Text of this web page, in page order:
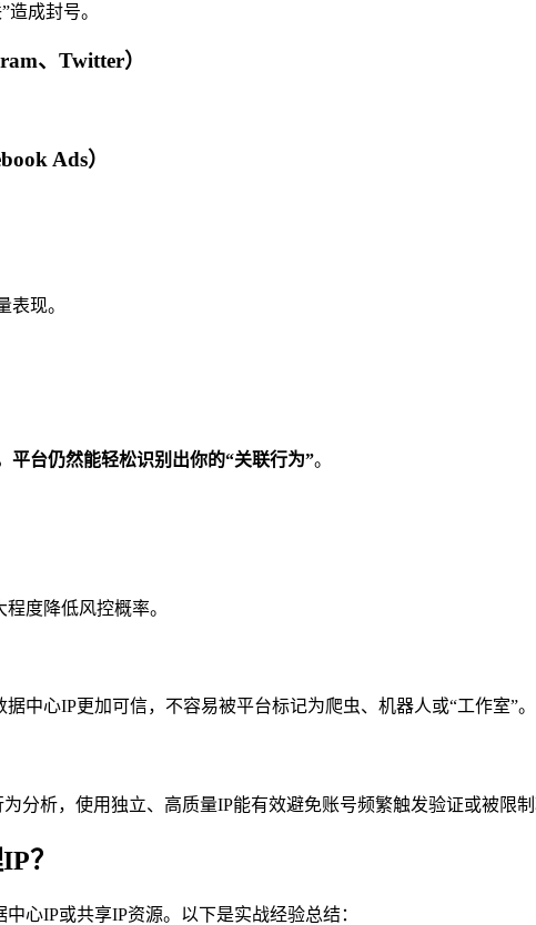
成封号。
、Twitter）
Ads）
表现。
平台仍然能轻松识别出你的“关联行为”。
度降低风控概率。
中心IP更加可信，不容易被平台标记为爬虫、机器人或“工作室”。
分析，使用独立、高质量IP能有效避免账号频繁触发验证或被限
？
心IP或共享IP资源。以下是实战经验总结：